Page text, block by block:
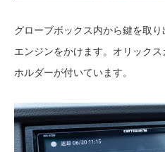
グローブボックス内から鍵を取り
エンジンをかけます。オリック
ホルダーが付いています。